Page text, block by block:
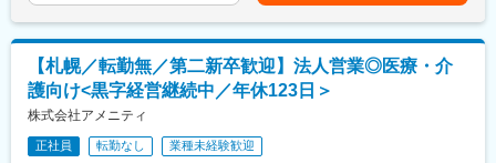
健康保険が適用される訪問医療マッサージサービスを提供してお
り、介護保険の限度額を気にせず利用できるため、多くの方に選
ばれています。
■組織構成
【札幌／転勤無／第二新卒歓迎】法人営業◎医療・介
護向け<黒字経営継続中／年休123日＞
株式会社アメニティ
正社員 転勤なし 業種未経験歓迎